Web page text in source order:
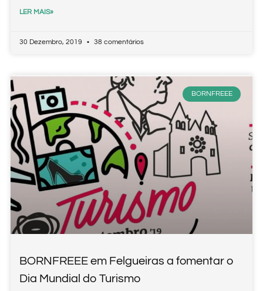
LER MAIS»
30 Dezembro, 2019 38 comentários
BORNFREEE
BORNFREEE em Felgueiras a fomentar o
Dia Mundial do Turismo